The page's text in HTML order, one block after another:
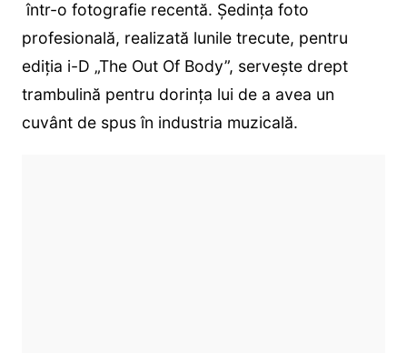
într-o fotografie recentă. Ședința foto
profesională, realizată lunile trecute, pentru
ediția i-D „The Out Of Body”, servește drept
trambulină pentru dorința lui de a avea un
cuvânt de spus în industria muzicală.